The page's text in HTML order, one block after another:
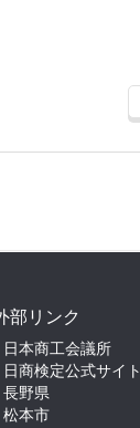
部リンク
日本商工会議所
日商検定公式サイト
長野県
松本市